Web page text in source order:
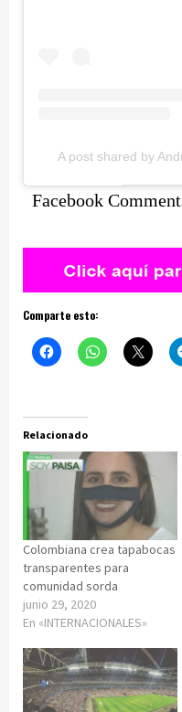
A post shared by
Facebook
Comparte esto:
Relacionado
Colombiana crea tapabocas
transparentes para
comunidad sorda
junio 29, 2020
En «INTERNACIONALES»